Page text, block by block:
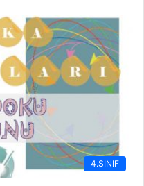
4.SINIF